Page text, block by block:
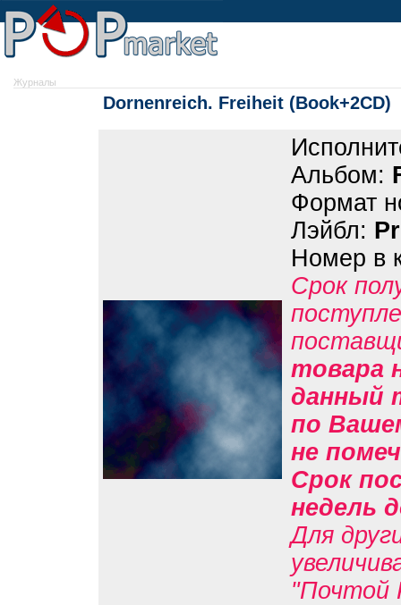
Журналы
Dornenreich. Freiheit (Book+2CD)
Альбом:
Формат
Лэйбл:
Номер в
Срок
товара
данный
по
не
Срок
недель
Для
"Почтой